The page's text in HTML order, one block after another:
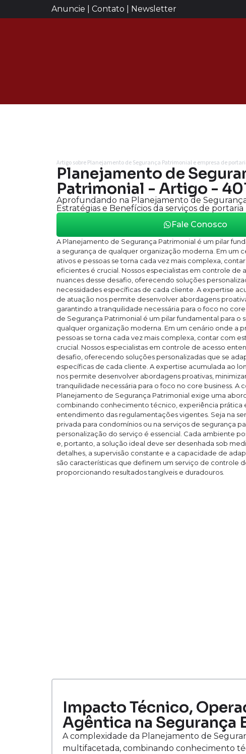
Anuncie | Contato | Newsletter
Artigo sobre Planejamento de Segurança Patrimonial e empresa de
Planejamento de
Patrimonial - Artigo -
Aprofundando na Planejamento de
Estratégias e Benefícios da serviços de portaria
Fale Conosco
A Planejamento de Segurança Patrimonial é um pilar
a segurança de qualquer organização moderna. Em um
ativos e pessoas se torna cada vez mais complexa,
eficientes é crucial. Nossos especialistas em controle de
nuances desse desafio, oferecendo soluções
necessidades específicas de cada cliente. A expertise
de atuação nos permite desenvolver abordagens
garantindo a tranquilidade necessária para o foco no
de Segurança Patrimonial é um pilar fundamental para o
qualquer organização moderna. Em um cenário onde a
pessoas se torna cada vez mais complexa, contar com
crucial. Nossos especialistas em controle de acesso
desafio, oferecendo soluções personalizadas que se
específicas de cada cliente. A expertise acumulada ao
nos permite desenvolver abordagens proativas,
tranquilidade necessária para o foco no core business. A
Planejamento de Segurança Patrimonial exige uma
combinando conhecimento técnico, experiência prática
entendimento das regulamentações vigentes. Seja na
privada para condomínios ou na serviços de segurança
personalização do serviço é essencial. Cada ambiente
e, portanto, a solução ideal deve ser desenhada sob
detalhes, a supervisão constante e a capacidade de
são características que definem um serviço de controle
proporcionando resultados tangíveis e duradouros.
Impacto Técnico,
Agêntica na Segurança
A complexidade da Planejamento de
multifacetada, combinando conhecimento